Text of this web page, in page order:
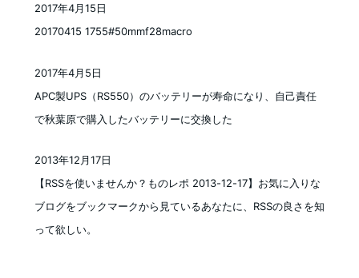
20170415 1755#50mmf28macro
2017年4月15日
APC製UPS（RS550）のバッテリーが寿命になり、自己責任
で秋葉原で購入したバッテリーに交換した
投稿日
2017年4月5日
【RSSを使いませんか？ものレポ 2013-12-17】お気に入りな
ブログをブックマークから見ているあなたに、RSSの良さを知
って欲しい。
2013年12月17日